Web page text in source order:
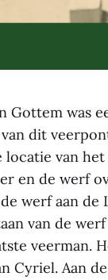
Gottem was
dit
van het
en de werf
werf aan de
van de
veerman.
Cyriel. Aan